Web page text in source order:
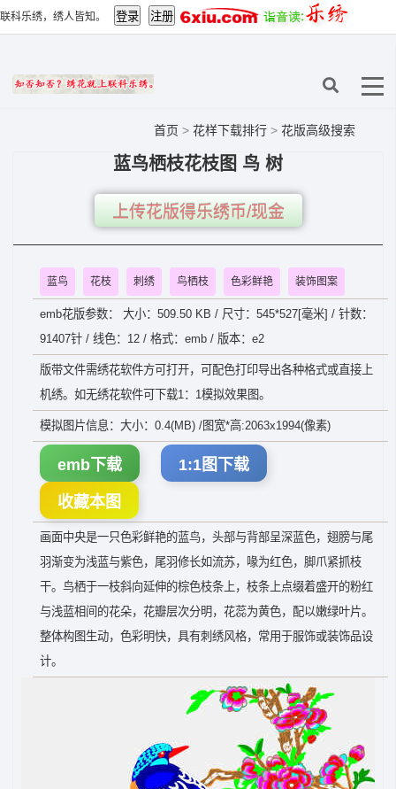
联科乐绣，绣人皆知。
首页 > 花样下载排行 > 花版高级搜索
蓝鸟栖枝花枝图 鸟 树
上传花版得乐绣币/现金
蓝鸟 花枝 刺绣 鸟栖枝 色彩鲜艳 装饰图案
emb花版参数： 大小：509.50 KB / 尺寸：545*527[毫米] / 针数：
91407针 / 线色：12 / 格式：emb / 版本：e2
版带文件需绣花软件方可打开，可配色打印导出各种格式或直接上
机绣。如无绣花软件可下载1：1模拟效果图。
模拟图片信息：大小：0.4(MB) /图宽*高:2063x1994(像素)
emb下载 1:1图下载
收藏本图
画面中央是一只色彩鲜艳的蓝鸟，头部与背部呈深蓝色，翅膀与尾
羽渐变为浅蓝与紫色，尾羽修长如流苏，喙为红色，脚爪紧抓枝
干。鸟栖于一枝斜向延伸的棕色枝条上，枝条上点缀着盛开的粉红
与浅蓝相间的花朵，花瓣层次分明，花蕊为黄色，配以嫩绿叶片。
整体构图生动，色彩明快，具有刺绣风格，常用于服饰或装饰品设
计。